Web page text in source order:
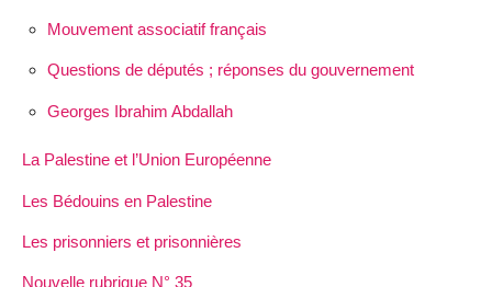
Mouvement associatif français
Questions de députés ; réponses du gouvernement
Georges Ibrahim Abdallah
La Palestine et l’Union Européenne
Les Bédouins en Palestine
Les prisonniers et prisonnières
Nouvelle rubrique N° 35